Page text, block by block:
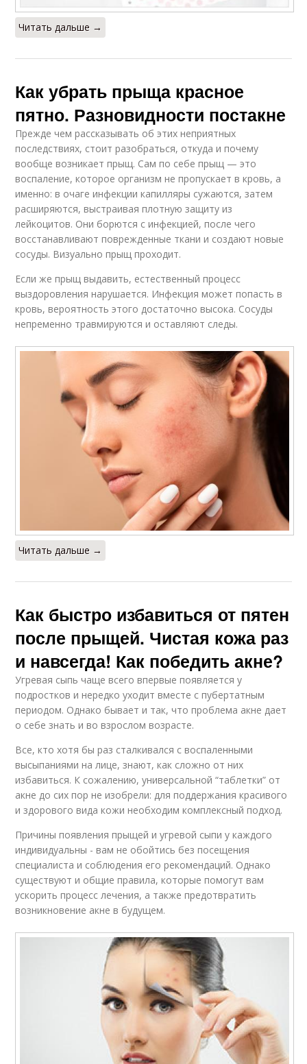
Читать дальше →
Как убрать прыща красное
пятно. Разновидности постакне
Прежде чем рассказывать об этих неприятных
последствиях, стоит разобраться, откуда и почему
вообще возникает прыщ. Сам по себе прыщ — это
воспаление, которое организм не пропускает в кровь, а
именно: в очаге инфекции капилляры сужаются, затем
расширяются, выстраивая плотную защиту из
лейкоцитов. Они борются с инфекцией, после чего
восстанавливают поврежденные ткани и создают новые
сосуды. Визуально прыщ проходит.
Если же прыщ выдавить, естественный процесс
выздоровления нарушается. Инфекция может попасть в
кровь, вероятность этого достаточно высока. Сосуды
непременно травмируются и оставляют следы.
Читать дальше →
Как быстро избавиться от пятен
после прыщей. Чистая кожа раз
и навсегда! Как победить акне?
Угревая сыпь чаще всего впервые появляется у
подростков и нередко уходит вместе с пубертатным
периодом. Однако бывает и так, что проблема акне дает
о себе знать и во взрослом возрасте.
Все, кто хотя бы раз сталкивался с воспаленными
высыпаниями на лице, знают, как сложно от них
избавиться. К сожалению, универсальной “таблетки” от
акне до сих пор не изобрели: для поддержания красивого
и здорового вида кожи необходим комплексный подход.
Причины появления прыщей и угревой сыпи у каждого
индивидуальны - вам не обойтись без посещения
специалиста и соблюдения его рекомендаций. Однако
существуют и общие правила, которые помогут вам
ускорить процесс лечения, а также предотвратить
возникновение акне в будущем.